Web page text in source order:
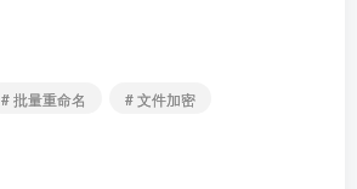
# 批量重命名
# 文件加密